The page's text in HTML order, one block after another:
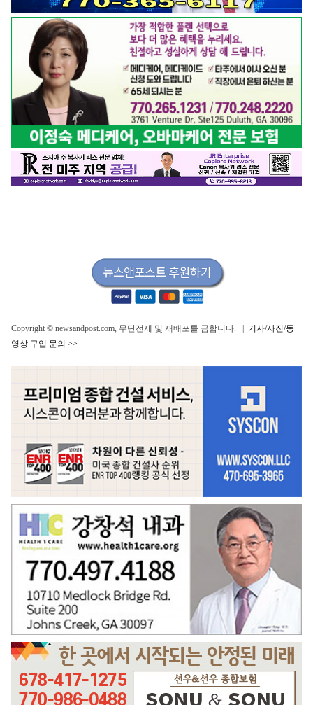
Copyright © newsandpost.com, 무단전제 및 재배포를 금합니다. | 기사/사진/동
영상 구입 문의 >>